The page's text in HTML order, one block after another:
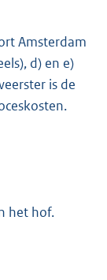
Amsterdam
d) en e)
is de
het hof.